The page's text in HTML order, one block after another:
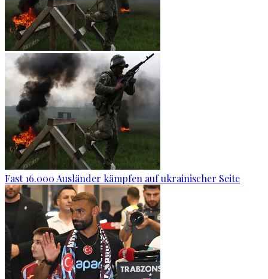
Fast 16.000 Ausländer kämpfen auf ukrainischer Seite